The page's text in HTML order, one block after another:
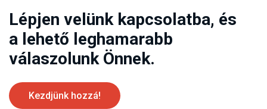
Lépjen velünk kapcsolatba, és
a lehető leghamarabb
válaszolunk Önnek.
Kezdjünk hozzá!